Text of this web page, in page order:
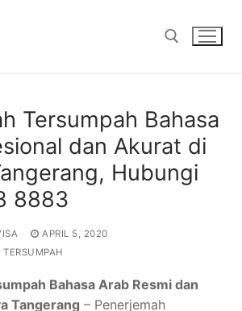
Tersumpah Bahasa
dan Akurat di
Hubungi
8883
APRIL 5, 2020
Bahasa Arab Resmi dan
Tangerang – Penerjemah